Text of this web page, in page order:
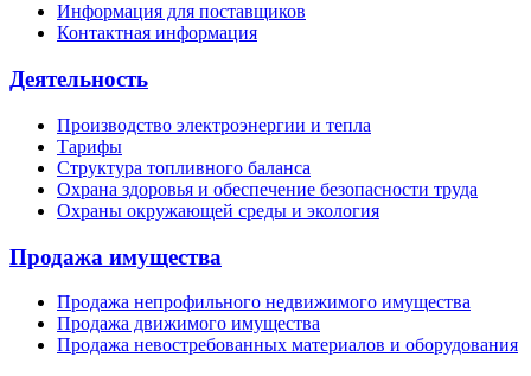
Информация для поставщиков
Контактная информация
Деятельность
Производство электроэнергии и тепла
Тарифы
Структура топливного баланса
Охрана здоровья и обеспечение безопасности труда
Охраны окружающей среды и экология
Продажа имущества
Продажа непрофильного недвижимого имущества
Продажа движимого имущества
Продажа невостребованных материалов и оборудования